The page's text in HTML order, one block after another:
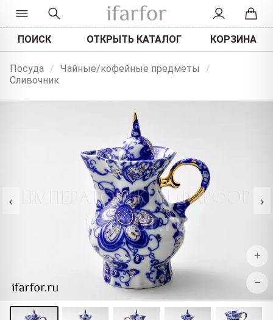
ПОИСК ОТКРЫТЬ КАТАЛОГ КОРЗИНА
Посуда / Чайные/кофейные предметы
/
Сливочник
‹ ›
+
−